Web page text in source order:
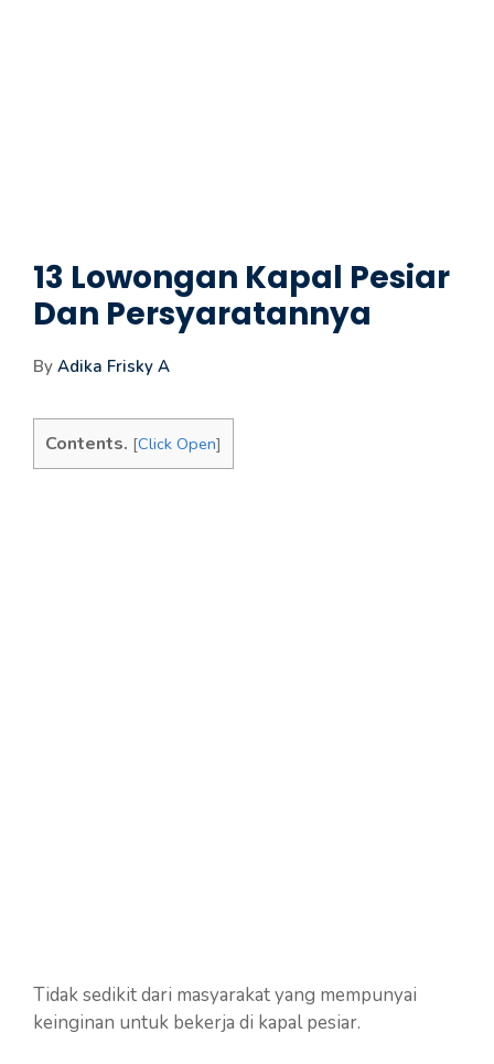
13 Lowongan Kapal Pesiar
Dan Persyaratannya
By Adika Frisky A
Contents. [Click Open]
Tidak sedikit dari masyarakat yang mempunyai
keinginan untuk bekerja di kapal pesiar.